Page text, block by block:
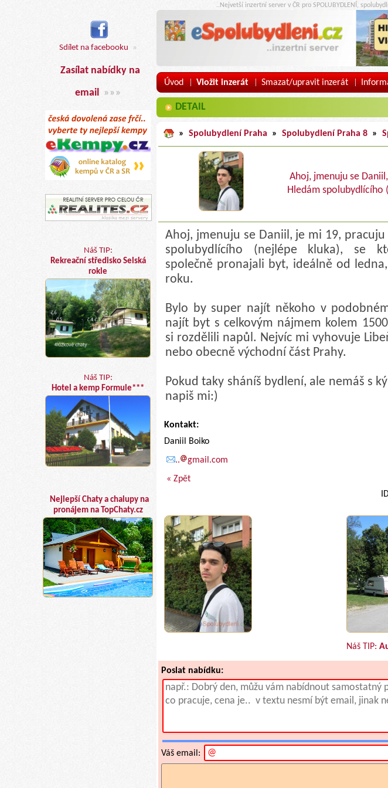
Sdílet na facebooku »
Zasílat nabídky na
email »»»
Náš TIP:
Rekreační středisko Selská
rokle
Náš TIP:
Hotel a kemp Formule***
Nejlepší Chaty a chalupy na
pronájem na TopChaty.cz
..Nejvetší inzertní server v ČR pro SPOLUBYDLENÍ,
Úvod | Vložit inzerát | Smazat/upravit inzerát |
DETAIL
» Spolubydlení Praha » Spolubydlení Praha 8 »
Ahoj, jmenuju se
Hledám spolubydlícího
Ahoj, jmenuju se Daniil, je mi 19,
spolubydlícího (nejlépe kluka), se
společně pronajali byt, ideálně od
roku.
Bylo by super najít někoho v
najít byt s celkovým nájmem kolem
si rozdělili napůl. Nejvíc mi vyhovuje
nebo obecně východní část Prahy.
Pokud taky sháníš bydlení, ale nemáš s
napiš mi:)
Kontakt:
Daniil Boiko
..
gmail.com
« Zpět
Náš TIP:
Poslat nabídku:
Váš email: